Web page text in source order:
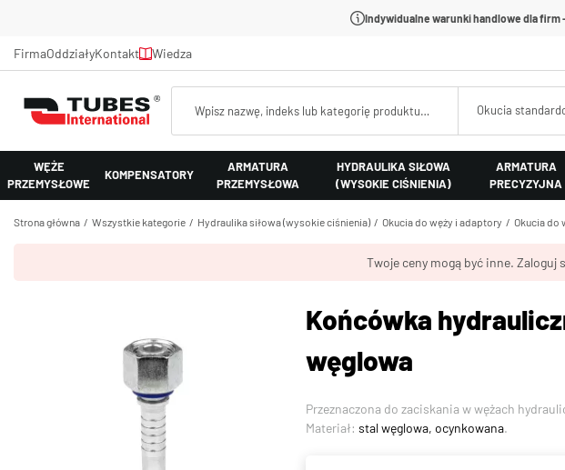
Indywidualne warunki handlowe dla firm
FirmaOddziałyKontakt Wiedza
Okucia
WĘŻE
PRZEMYSŁOWE
KOMPENSATORY
ARMATURA
PRZEMYSŁOWA
HYDRAULIKA SIŁOWA
(WYSOKIE CIŚNIENIA)
ARMATURA
PRECYZYJNA
Strona główna Wszystkie kategorie Hydraulika siłowa (wysokie ciśnienia) Okucia do węży i adaptory Okucia do
Twoje ceny mogą być inne. Zaloguj
Końcówka
węglowa
Przeznaczona do zaciskania w wężach
Materiał: stal węglowa, ocynkowana.